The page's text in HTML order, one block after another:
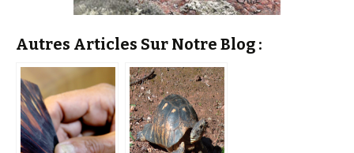
Autres Articles Sur Notre Blog :